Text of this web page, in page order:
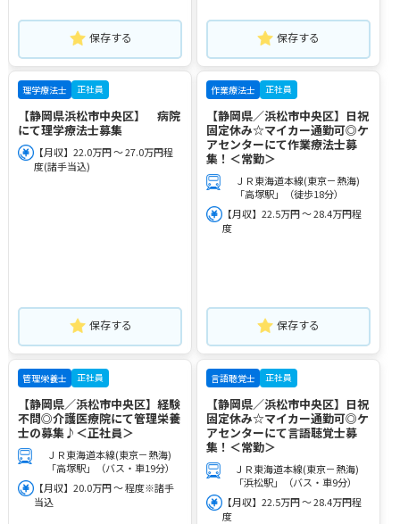
保存する 保存する
理学療法士 正社員
【静岡県浜松市中央区】 病院
にて理学療法士募集
【月収】22.0万円 ～ 27.0万円程
度(諸手当込)
保存する
作業療法士 正社員
【静岡県／浜松市中央区】日祝
固定休み☆マイカー通勤可◎ケ
アセンターにて作業療法士募
集！＜常勤＞
ＪＲ東海道本線(東京－熱海)
「高塚駅」（徒歩18分）
【月収】22.5万円 ～ 28.4万円程
度
保存する
管理栄養士 正社員
【静岡県／浜松市中央区】経験
不問◎介護医療院にて管理栄養
士の募集♪＜正社員＞
ＪＲ東海道本線(東京－熱海)
「高塚駅」（バス・車19分）
【月収】20.0万円 ～ 程度※諸手
当込
言語聴覚士 正社員
【静岡県／浜松市中央区】日祝
固定休み☆マイカー通勤可◎ケ
アセンターにて言語聴覚士募
集！＜常勤＞
ＪＲ東海道本線(東京－熱海)
「浜松駅」（バス・車9分）
【月収】22.5万円 ～ 28.4万円程
度